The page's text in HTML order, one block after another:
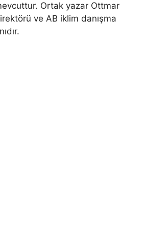
Ortak yazar Ottmar
ve AB iklim danışma